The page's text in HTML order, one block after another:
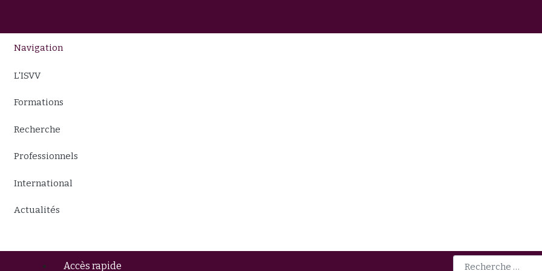
Navigation
L'ISVV
Formations
Recherche
Professionnels
International
Actualités
Accès rapide